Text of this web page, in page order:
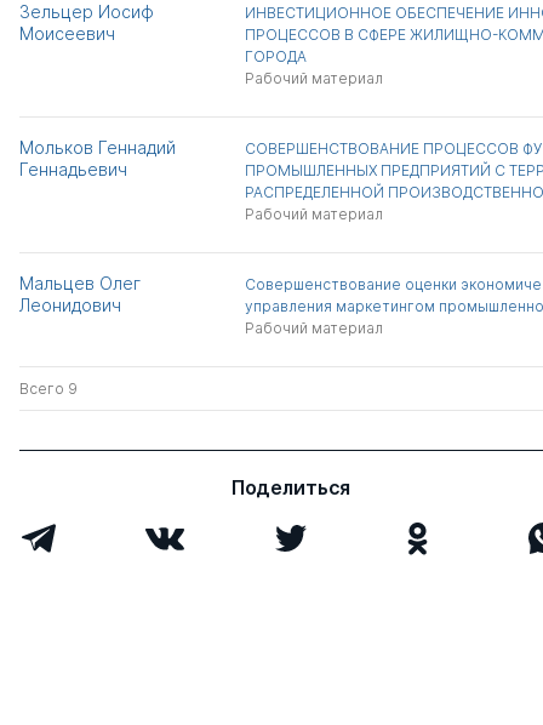
Зельцер Иосиф
Моисеевич
ИНВЕСТИЦИОННОЕ ОБЕСПЕЧЕНИЕ
ПРОЦЕССОВ В СФЕРЕ ЖИЛИЩНО-
ГОРОДА
Рабочий материал
Мольков Геннадий
Геннадьевич
СОВЕРШЕНСТВОВАНИЕ ПРОЦЕССОВ
ПРОМЫШЛЕННЫХ ПРЕДПРИЯТИЙ С
РАСПРЕДЕЛЕННОЙ
Рабочий материал
Мальцев Олег
Леонидович
Совершенствование оценки
управления маркетингом
Рабочий материал
Всего 9
Поделиться